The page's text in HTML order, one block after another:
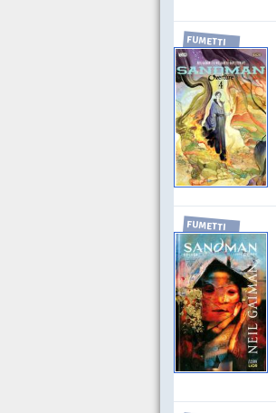
FUMETTI
FUMETTI